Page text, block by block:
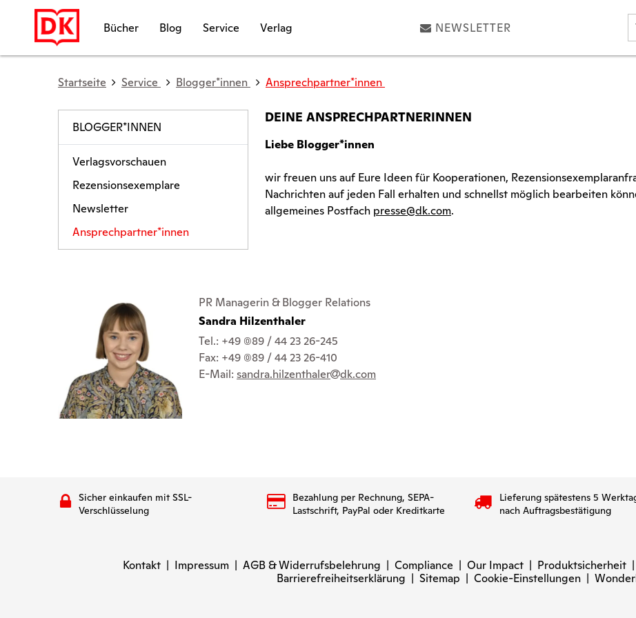
Bücher Blog Service Verlag NEWSLETTER
Startseite Service Blogger*innen Ansprechpartner*innen
BLOGGER*INNEN
Verlagsvorschauen
Rezensionsexemplare
Newsletter
Ansprechpartner*innen
DEINE ANSPRECHPARTNERINNEN
Liebe Blogger*innen
wir freuen uns auf Eure Ideen für Kooperationen,
Nachrichten auf jeden Fall erhalten und schnellst möglich bearbeiten
allgemeines Postfach presse@dk.com.
PR Managerin & Blogger Relations
Sandra Hilzenthaler
Tel.: +49 (0)89 / 44 23 26-245
Fax: +49 (0)89 / 44 23 26-410
E-Mail: sandra.hilzenthaler dk.com
Sicher einkaufen mit SSL-
Verschlüsselung
Bezahlung per Rechnung, SEPA-
Lastschrift, PayPal oder Kreditkarte
Lieferung spätestens 5
nach Auftragsbestätigung
Kontakt | Impressum | AGB & Widerrufsbelehrung | Compliance | Our Impact | Produktsicherheit |
Barrierefreiheitserklärung | Sitemap | Cookie-Einstellungen |